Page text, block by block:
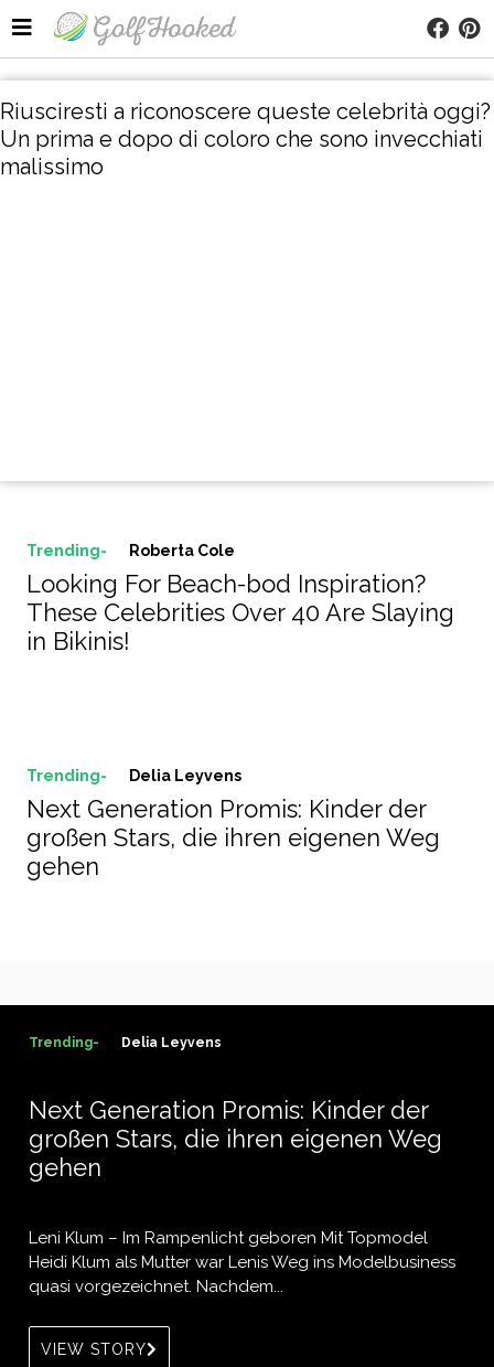
Riusciresti a riconoscere queste celebrità oggi?
Un prima e dopo di coloro che sono invecchiati
malissimo
Trending- Roberta Cole
Looking For Beach-bod Inspiration?
These Celebrities Over 40 Are Slaying
in Bikinis!
Trending- Delia Leyvens
Next Generation Promis: Kinder der
großen Stars, die ihren eigenen Weg
gehen
Trending- Delia Leyvens
Next Generation Promis: Kinder der
großen Stars, die ihren eigenen Weg
gehen
Leni Klum – Im Rampenlicht geboren Mit Topmodel
Heidi Klum als Mutter war Lenis Weg ins Modelbusiness
quasi vorgezeichnet. Nachdem...
VIEW STORY